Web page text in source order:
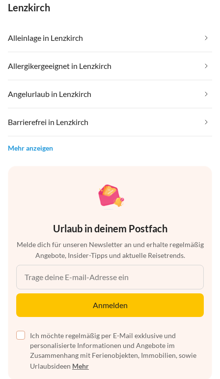
Lenzkirch
Alleinlage in Lenzkirch
Allergikergeeignet in Lenzkirch
Angelurlaub in Lenzkirch
Barrierefrei in Lenzkirch
Mehr anzeigen
Urlaub in deinem Postfach
Melde dich für unseren Newsletter an und erhalte regelmäßig
Angebote, Insider-Tipps und aktuelle Reisetrends.
Anmelden
Ich möchte regelmäßig per E-Mail exklusive und
personalisierte Informationen und Angebote im
Zusammenhang mit Ferienobjekten, Immobilien, sowie
Urlaubsideen Mehr